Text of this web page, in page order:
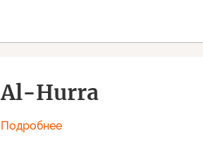
Al-Hurra
Подробнее